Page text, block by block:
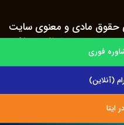
حقوق مادی و معنوی سایت
محفوظ می باشد.
فوری
(آنلاین)
ایتا